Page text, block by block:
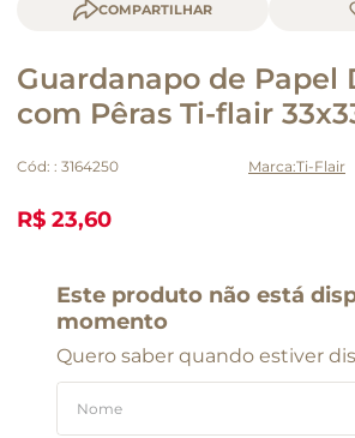
COMPARTILHAR
Guardanapo de Papel
com Pêras Ti-flair
Cód: : 3164250 Ti-Flair
R$ 23,60
Este produto não está
momento
Quero saber quando estiver